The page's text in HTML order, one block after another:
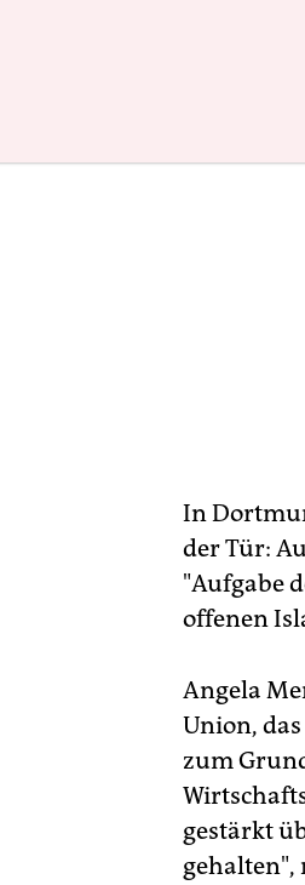
In
der Tür:
"Aufgabe
offenen
Angela
Union,
zum
gestärkt
gehalten",